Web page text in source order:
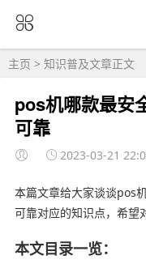
主页 > 知识普及文章正文
pos机哪款最安
可靠
2023-03-21
本篇文章给大家谈谈pos
可靠对应的知识点，希望
本文目录一览：